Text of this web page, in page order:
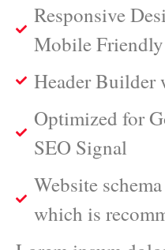
Responsive
Mobile Friendly
Header Builder
Optimized for
SEO Signal
Website
which is